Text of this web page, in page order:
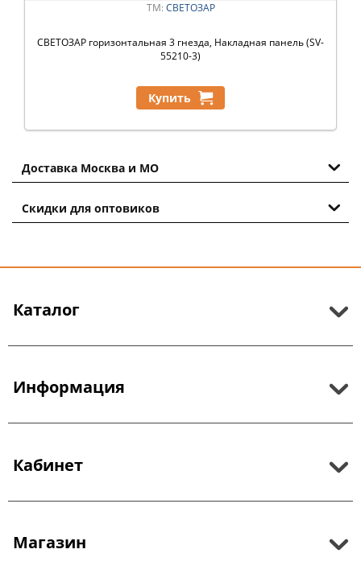
ТМ: СВЕТОЗАР
СВЕТОЗАР горизонтальная 3 гнезда, Накладная панель (SV-
55210-3)
Купить
Доставка Москва и МО
Скидки для оптовиков
Каталог
Информация
Кабинет
Магазин